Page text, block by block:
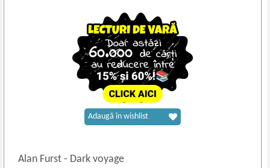
Alan Furst- Dark voyage
Adaugă în wishlist